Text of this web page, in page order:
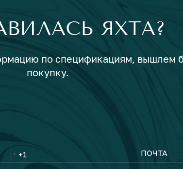
ЯХТА?
по спецификациям, вышлем
покупку.
ПОЧТА